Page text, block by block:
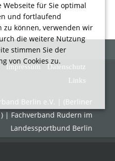
Impressum
Datenschutz
Links
Berlin e.V. | (Berliner
| Fachverband Rudern im
Landessportbund Berlin
Webseite für Sie optimal
und fortlaufend
zu können, verwenden wir
die weitere Nutzung
stimmen Sie der
von Cookies zu.